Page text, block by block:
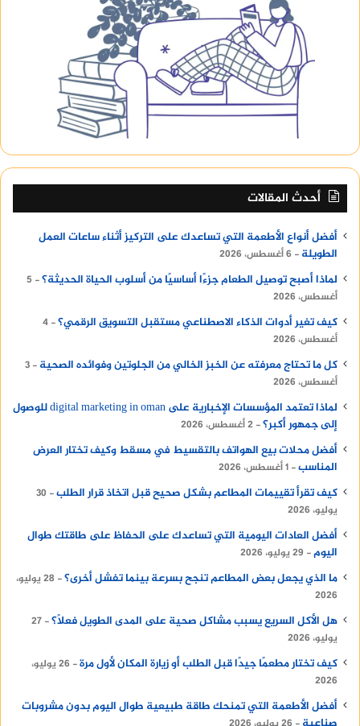
أحدث المقالات
أفضل أنواع الأطعمة التي تساعدك على التركيز أثناء ساعات العمل
الطويلة
6 أغسطس، 2026
لماذا أصبح توصيل الطعام جزءًا أساسيًا من أسلوب الحياة الحديثة؟
5
أغسطس، 2026
كيف تغير أدوات الذكاء الاصطناعي مستقبل التسويق الرقمي؟ 4
أغسطس، 2026
كل ما تحتاج معرفته عن الخبز الخالي من الجلوتين وفوائده الصحية
3
أغسطس، 2026
لماذا تعتمد المؤسسات الإخبارية على digital marketing in oman للوصول
إلى جمهور أكبر؟ 2 أغسطس، 2026
أفضل محلات بيع الهواتف بالتقسيط في مسقط وكيف تختار العرض
المناسب 1 أغسطس، 2026
كيف تقرأ تقييمات المطاعم بشكل صحيح قبل اتخاذ قرار الطلب
30
يوليو، 2026
أفضل العادات اليومية التي تساعدك على الحفاظ على طاقتك طوال
اليوم
29 يوليو، 2026
ما الذي يجعل بعض المطاعم تنجح بسرعة بينما تفشل أخرى؟
28 يوليو،
2026
هل الأكل السريع يسبب مشاكل صحية على المدى الطويل فعلًا؟ 27
يوليو، 2026
كيف تختار مطعمًا جيدًا قبل الطلب أو زيارة المكان لأول مرة
26 يوليو،
2026
أفضل الأطعمة التي تمنحك طاقة طبيعية طوال اليوم بدون مشروبات